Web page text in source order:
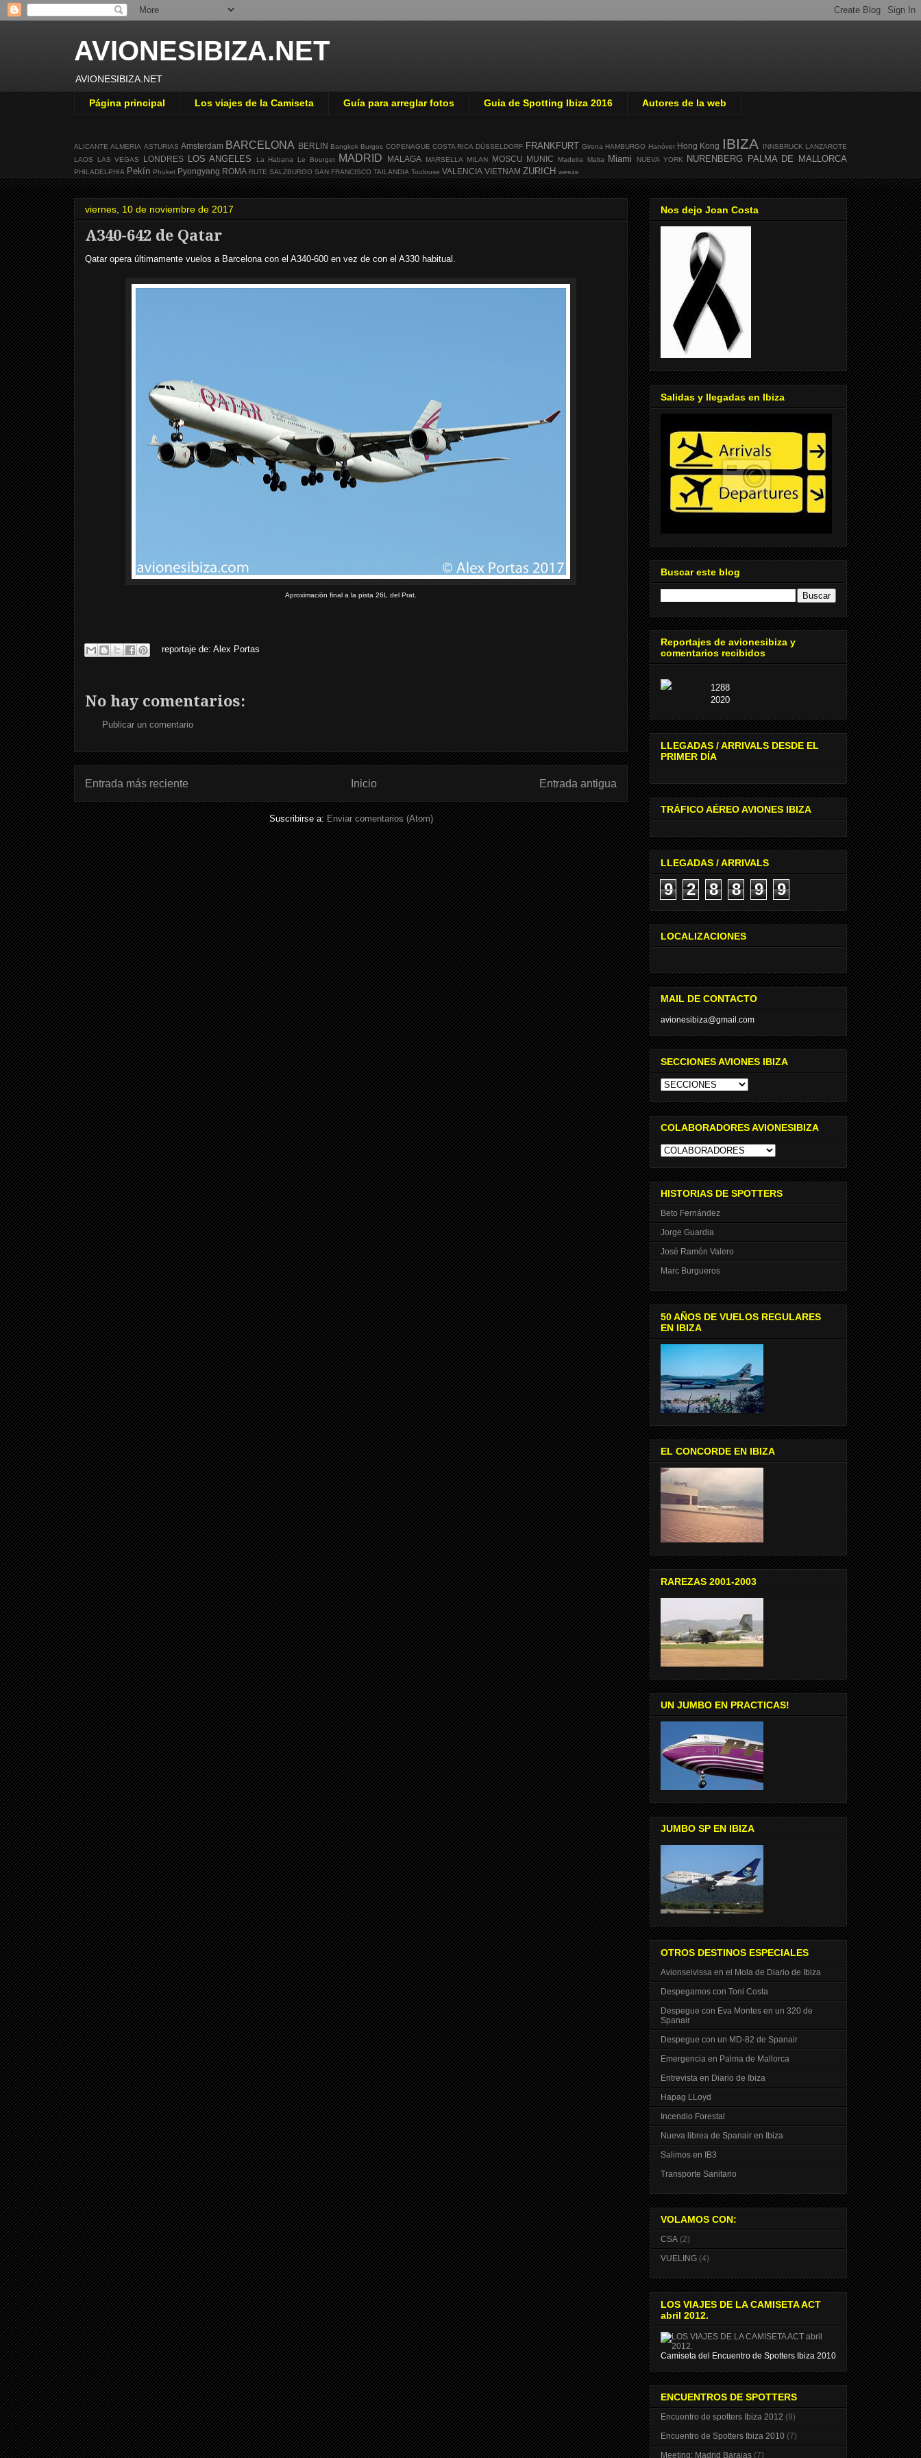
AVIONESIBIZA.NET
AVIONESIBIZA.NET
Página principal Los viajes de la Camiseta Guía para arreglar fotos Guia de Spotting Ibiza 2016 Autores de la web
ALICANTE ALMERIA ASTURIAS Amsterdam BARCELONA BERLIN Bangkok Burgos COPENAGUE COSTA RICA DÜSSELDORF FRANKFURT Girona HAMBURGO Hanóver Hong Kong IBIZA INNSBRUCK LANZAROTE
LAOS
LAS VEGAS LONDRES LOS ANGELES La Habana Le Bourget MADRID MALAGA MARSELLA MILAN MOSCU MUNIC Madeira Malta Miami NUEVA YORK NURENBERG PALMA DE MALLORCA
PHILADELPHIA Pekín Phuket Pyongyang ROMA RUTE SALZBURGO SAN FRANCISCO TAILANDIA Toulouse VALENCIA VIETNAM ZURICH weeze
viernes, 10 de noviembre de 2017
A340-642 de Qatar
Qatar opera últimamente vuelos a Barcelona con el A340-600 en vez de con el A330 habitual.
Aproximación final a la pista 26L del Prat.
reportaje de: Alex Portas
No hay comentarios:
Publicar un comentario
Entrada más reciente Entrada antigua
Inicio
Suscribirse a:Enviar comentarios (Atom)
Nos dejo Joan Costa
Salidas y llegadas en Ibiza
Buscar este blog
Reportajes de avionesibiza y
comentarios recibidos
1288
2020
LLEGADAS / ARRIVALS DESDE EL
PRIMER DÍA
TRÁFICO AÉREO AVIONES IBIZA
LLEGADAS / ARRIVALS
9 2 8 8 9 9
LOCALIZACIONES
MAIL DE CONTACTO
avionesibiza@gmail.com
SECCIONES AVIONES IBIZA
COLABORADORES AVIONESIBIZA
HISTORIAS DE SPOTTERS
Beto Fernández
Jorge Guardia
José Ramón Valero
Marc Burgueros
50 AÑOS DE VUELOS REGULARES
EN IBIZA
EL CONCORDE EN IBIZA
RAREZAS 2001-2003
UN JUMBO EN PRACTICAS!
JUMBO SP EN IBIZA
OTROS DESTINOS ESPECIALES
Avionseivissa en el Mola de Diario de Ibiza
Despegamos con Toni Costa
Despegue con Eva Montes en un 320 de
Spanair
Despegue con un MD-82 de Spanair
Emergencia en Palma de Mallorca
Entrevista en Diario de Ibiza
Hapag LLoyd
Incendio Forestal
Nueva librea de Spanair en Ibiza
Salimos en IB3
Transporte Sanitario
VOLAMOS CON:
CSA (2)
VUELING (4)
LOS VIAJES DE LA CAMISETA ACT
abril 2012.
Camiseta del Encuentro de Spotters Ibiza 2010
ENCUENTROS DE SPOTTERS
Encuentro de spotters Ibiza 2012 (9)
Encuentro de Spotters Ibiza 2010 (7)
Meeting: Madrid Barajas (7)